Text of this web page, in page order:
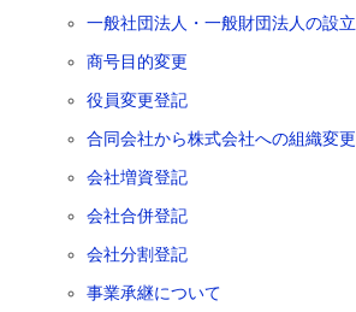
一般社団法人・一般財団法人の設立
商号目的変更
役員変更登記
合同会社から株式会社への組織変更
会社増資登記
会社合併登記
会社分割登記
事業承継について